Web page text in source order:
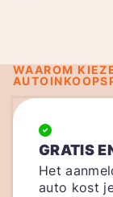
WAAROM
GRATIS
Het
auto kost